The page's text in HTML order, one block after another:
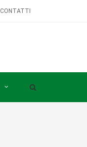
CONTATTI